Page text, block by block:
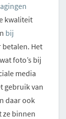
kwaliteit
bij
betalen. Het
foto’s bij
media
gebruik van
daar ook
ze binnen